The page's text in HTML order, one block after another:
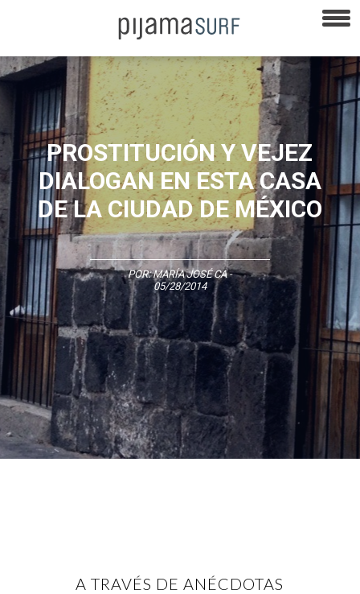
PROSTITUCIÓN Y VEJEZ
DIALOGAN EN ESTA CASA
DE LA CIUDAD DE MÉXICO
POR:MARÍA JOSÉ CA-
05/28/2014
A TRAVÉS DE ANÉCDOTAS